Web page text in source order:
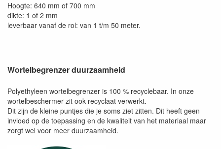
Hoogte: 640 mm of 700 mm
dikte: 1 of 2 mm
leverbaar vanaf de rol: van 1 t/m 50 meter.
Wortelbegrenzer duurzaamheid
Polyethyleen wortelbegrenzer is 100 % recyclebaar. In onze
wortelbeschermer zit ook recyclaat verwerkt.
Dit zijn de kleine puntjes die je soms ziet zitten. Dit heeft geen
invloed op de toepassing en de kwaliteit van het materiaal maar
zorgt wel voor meer duurzaamheid.